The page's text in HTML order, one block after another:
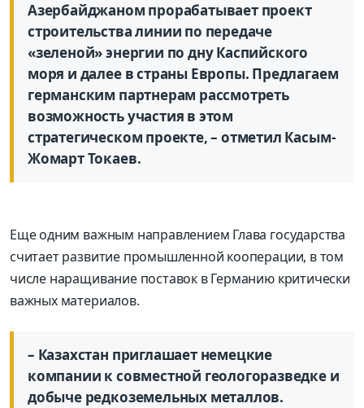
Азербайджаном прорабатывает проект
строительства линии по передаче
«зеленой» энергии по дну Каспийского
моря и далее в страны Европы. Предлагаем
германским партнерам рассмотреть
возможность участия в этом
стратегическом проекте, – отметил Касым-
Жомарт Токаев.
Еще одним важным направлением Глава государства
считает развитие промышленной кооперации, в том
числе наращивание поставок в Германию критически
важных материалов.
– Казахстан приглашает немецкие
компании к совместной геологоразведке и
добыче редкоземельных металлов.